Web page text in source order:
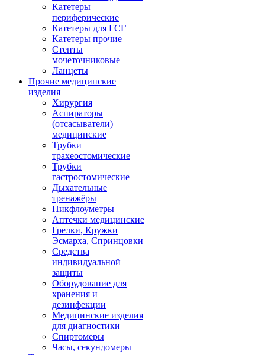
Катетеры
периферические
Катетеры для ГСГ
Катетеры прочие
Стенты
мочеточниковые
Ланцеты
Прочие медицинские
изделия
Хирургия
Аспираторы
(отсасыватели)
медицинские
Трубки
трахеостомические
Трубки
гастростомические
Дыхательные
тренажёры
Пикфлоуметры
Аптечки медицинские
Грелки, Кружки
Эсмарха, Спринцовки
Средства
индивидуальной
защиты
Оборудование для
хранения и
дезинфекции
Медицинские изделия
для диагностики
Спиртомеры
Часы, секундомеры